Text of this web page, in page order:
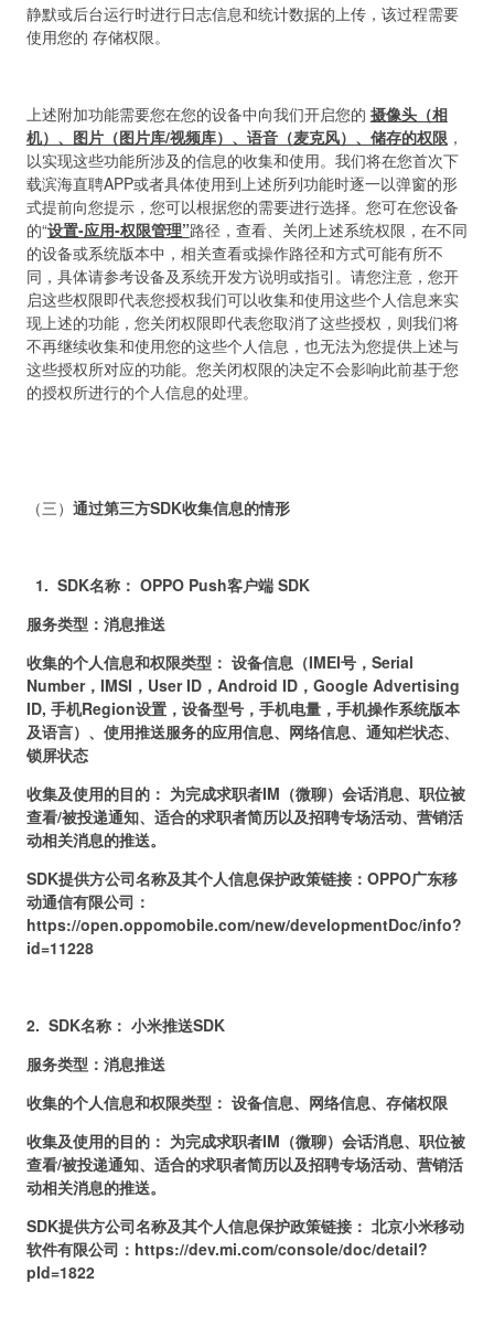
静默或后台运行时进行日志信息和统计数据的上传，该过程需要
使用您的 存储权限。
上述附加功能需要您在您的设备中向我们开启您的 摄像头（相
机）、图片（图片库/视频库）、语音（麦克风） 、储存的权限，
以实现这些功能所涉及的信息的收集和使用。我们将在您首次下
载滨海直聘APP或者具体使用到上述所列功能时逐一以弹窗的形
式提前向您提示，您可以根据您的需要进行选择。您可在您设备
的“设置-应用-权限管理”路径，查看、关闭上述系统权限，在不同
的设备或系统版本中，相关查看或操作路径和方式可能有所不
同，具体请参考设备及系统开发方说明或指引。请您注意，您开
启这些权限即代表您授权我们可以收集和使用这些个人信息来实
现上述的功能，您关闭权限即代表您取消了这些授权，则我们将
不再继续收集和使用您的这些个人信息，也无法为您提供上述与
这些授权所对应的功能。您关闭权限的决定不会影响此前基于您
的授权所进行的个人信息的处理。
（三） 通过第三方SDK收集信息的情形
1. SDK名称： OPPO Push客户端 SDK
服务类型：消息推送
收集的个人信息和权限类型： 设备信息（IMEI号，Serial
Number，IMSI，User ID，Android ID，Google Advertising
ID, 手机Region设置，设备型号，手机电量，手机操作系统版本
及语言）、使用推送服务的应用信息、网络信息、通知栏状态、
锁屏状态
收集及使用的目的： 为完成求职者IM（微聊）会话消息、职位被
查看/被投递通知、适合的求职者简历以及招聘专场活动、营销活
动相关消息的推送。
SDK提供方公司名称及其个人信息保护政策链接：OPPO广东移
动通信有限公司：
https://open.oppomobile.com/new/developmentDoc/info?
id=11228
2. SDK名称： 小米推送SDK
服务类型：消息推送
收集的个人信息和权限类型： 设备信息、网络信息、存储权限
收集及使用的目的： 为完成求职者IM（微聊）会话消息、职位被
查看/被投递通知、适合的求职者简历以及招聘专场活动、营销活
动相关消息的推送。
SDK提供方公司名称及其个人信息保护政策链接： 北京小米移动
软件有限公司：https://dev.mi.com/console/doc/detail?
pId=1822